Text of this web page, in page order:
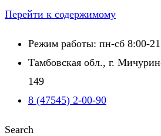
Перейти к содержимому
Режим работы: пн-сб 8:00-
Тамбовская обл., г.
149
8 (47545) 2-00-90
Search